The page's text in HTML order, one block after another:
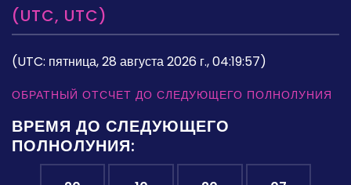
(UTC, UTC)
(UTC: пятница, 28 августа 2026 г., 04:19:57)
ОБРАТНЫЙ ОТСЧЕТ ДО СЛЕДУЮЩЕГО ПОЛНОЛУНИЯ
ВРЕМЯ ДО СЛЕДУЮЩЕГО
ПОЛНОЛУНИЯ: